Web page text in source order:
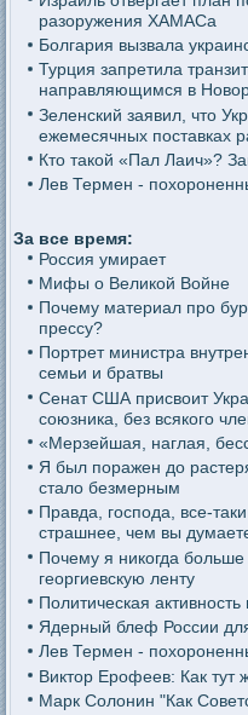
разоружения ХАМАСа
Болгария вызвала
Турция запретила
направляющимся в
Зеленский заявил, что
ежемесячных поставках
Кто такой «Пал Лаич»?
Лев Термен -
За все время:
Россия умирает
Мифы о Великой Войне
Почему материал про
прессу?
Портрет министра
семьи и братвы
Сенат США присвоит
союзника, без всякого
«Мерзейшая, наглая,
Я был поражен до
стало безмерным
Правда, господа, все-
страшнее, чем вы
Почему я никогда
георгиевскую ленту
Политическая
Ядерный блеф России
Лев Термен -
Виктор Ерофеев: Как тут
Марк Солонин "Как